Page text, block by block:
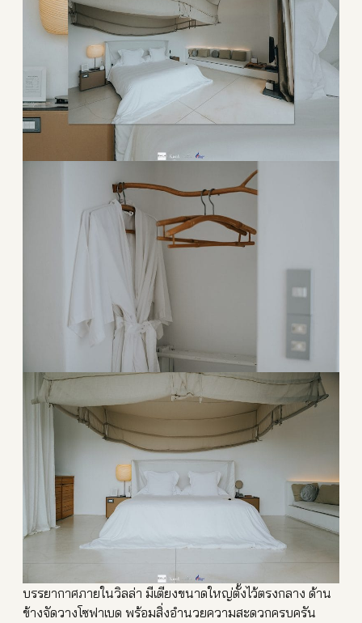
บรรยากาศภายในวิลล่า มีเตียงขนาดใหญ่ตั้งไว้ตรงกลาง ด้าน
ข้างจัดวางโซฟาเบด พร้อมสิ่งอำนวยความสะดวกครบครัน